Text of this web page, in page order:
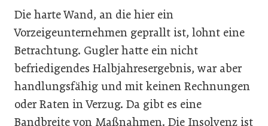
Die harte Wand, an die hier ein
Vorzeigeunternehmen geprallt ist, lohnt eine
Betrachtung. Gugler hatte ein nicht
befriedigendes Halbjahresergebnis, war aber
handlungsfähig und mit keinen Rechnungen
oder Raten in Verzug. Da gibt es eine
Bandbreite von Maßnahmen. Die Insolvenz ist